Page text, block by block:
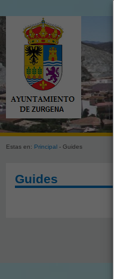
Estas en: Principal - Guides
Guides